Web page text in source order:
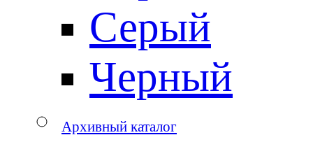
Серый
Черный
Архивный каталог